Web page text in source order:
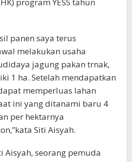
panen saya terus
melakukan usaha
jagung pakan trnak,
1 ha. Setelah mendapatkan
memperluas lahan
ini yang ditanami baru 4
per hektarnya
Siti Aisyah.
Aisyah, seorang pemuda